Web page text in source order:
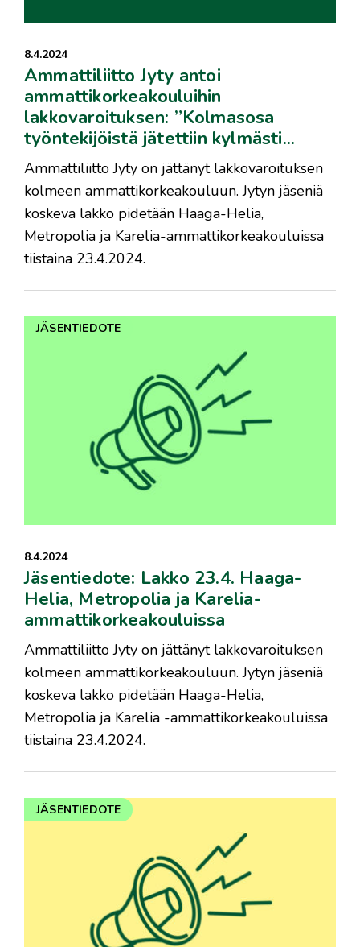
8.4.2024
Ammattiliitto Jyty antoi
ammattikorkeakouluihin
lakkovaroituksen: ”Kolmasosa
työntekijöistä jätettiin kylmästi...
Ammattiliitto Jyty on jättänyt lakkovaroituksen
kolmeen ammattikorkeakouluun. Jytyn jäseniä
koskeva lakko pidetään Haaga-Helia,
Metropolia ja Karelia-ammattikorkeakouluissa
tiistaina 23.4.2024.
JÄSENTIEDOTE
8.4.2024
Jäsentiedote: Lakko 23.4. Haaga-
Helia, Metropolia ja Karelia-
ammattikorkeakouluissa
Ammattiliitto Jyty on jättänyt lakkovaroituksen
kolmeen ammattikorkeakouluun. Jytyn jäseniä
koskeva lakko pidetään Haaga-Helia,
Metropolia ja Karelia -ammattikorkeakouluissa
tiistaina 23.4.2024.
JÄSENTIEDOTE